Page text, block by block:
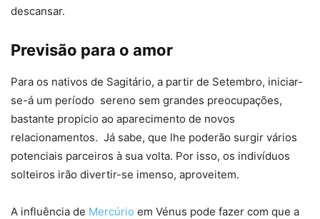
descansar.
Previsão para o amor
Para os nativos de Sagitário, a partir de Setembro, iniciar-
se-á um período sereno sem grandes preocupações,
bastante propicio ao aparecimento de novos
relacionamentos. Já sabe, que lhe poderão surgir vários
potenciais parceiros à sua volta. Por isso, os indivíduos
solteiros irão divertir-se imenso, aproveitem.
A influência de Mercúrio em Vénus pode fazer com que a